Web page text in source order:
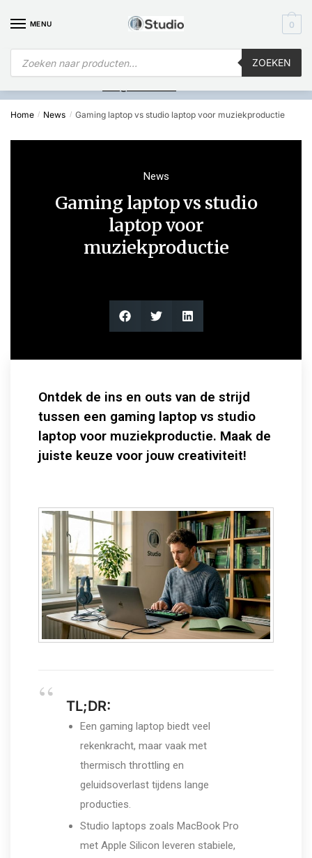
MENU
ZOEKEN
0
uw computer al over op Windows 11? Heeft u vragen stuur een
Home / News / Gaming laptop vs studio laptop voor muziekproductie
News
Gaming laptop vs studio
laptop voor
muziekproductie
Ontdek de ins en outs van de strijd
tussen een gaming laptop vs studio
laptop voor muziekproductie. Maak de
juiste keuze voor jouw creativiteit!
TL;DR:
Een gaming laptop biedt veel
rekenkracht, maar vaak met
thermisch throttling en
geluidsoverlast tijdens lange
producties.
Studio laptops zoals MacBook Pro
met Apple Silicon leveren stabiele,